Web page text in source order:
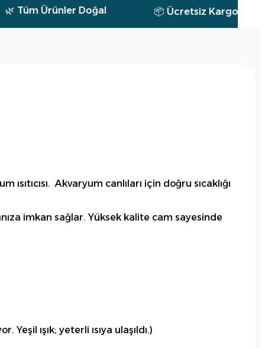
Doğal 📦 Ücretsiz Kargo
Akvaryum canlıları için doğru sıcaklığı
imkan sağlar. Yüksek kalite cam sayesinde
ışık; yeterli ısıya ulaşıldı.)